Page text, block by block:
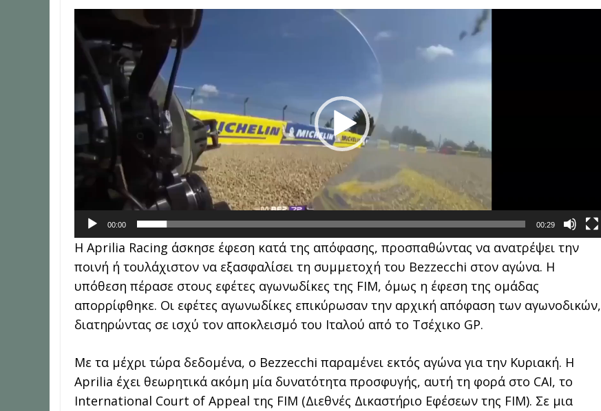
Video
Player
00:00 00:29
Η Aprilia Racing άσκησε έφεση κατά της απόφασης, προσπαθώντας να ανατρέψει την
ποινή ή τουλάχιστον να εξασφαλίσει τη συμμετοχή του Bezzecchi στον αγώνα. Η
υπόθεση πέρασε στους εφέτες αγωνωδίκες της FIM, όμως η έφεση της ομάδας
απορρίφθηκε. Οι εφέτες αγωνωδίκες επικύρωσαν την αρχική απόφαση των αγωνοδικών,
διατηρώντας σε ισχύ τον αποκλεισμό του Ιταλού από το Τσέχικο GP.
Με τα μέχρι τώρα δεδομένα, ο Bezzecchi παραμένει εκτός αγώνα για την Κυριακή. Η
Aprilia έχει θεωρητικά ακόμη μία δυνατότητα προσφυγής, αυτή τη φορά στο CAI, το
International Court of Appeal της FIM (Διεθνές Δικαστήριο Εφέσεων της FIM). Σε μια